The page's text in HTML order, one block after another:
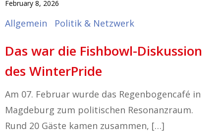
February 8, 2026
Allgemein Politik & Netzwerk
Das war die Fishbowl-Diskussion
des WinterPride
Am 07. Februar wurde das Regenbogencafé in
Magdeburg zum politischen Resonanzraum.
Rund 20 Gäste kamen zusammen, […]